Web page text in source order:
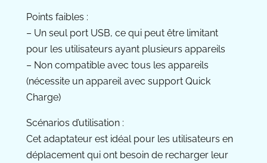
Points faibles :
– Un seul port USB, ce qui peut être limitant
pour les utilisateurs ayant plusieurs appareils
– Non compatible avec tous les appareils
(nécessite un appareil avec support Quick
Charge)
Scénarios d’utilisation :
Cet adaptateur est idéal pour les utilisateurs en
déplacement qui ont besoin de recharger leur